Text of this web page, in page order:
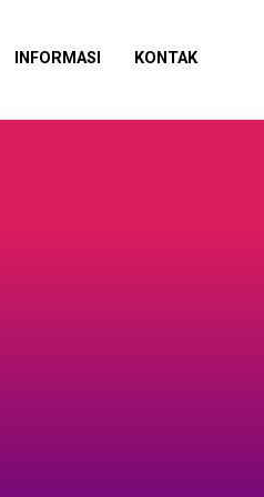
INFORMASI KONTAK